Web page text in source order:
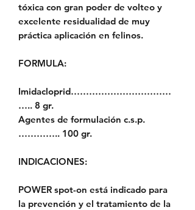
tóxica con gran poder de volteo y
excelente residualidad de muy
práctica aplicación en felinos.
FORMULA:
Imidacloprid……………………………
….. 8 gr.
Agentes de formulación c.s.p.
………….. 100 gr.
INDICACIONES:
POWER spot-on está indicado para
la prevención y el tratamiento de la